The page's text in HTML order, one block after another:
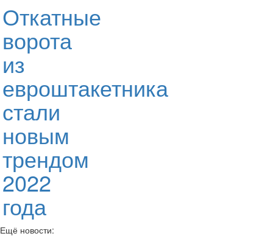
Откатные
ворота
из
евроштакетника
стали
новым
трендом
2022
года
Ещё новости: